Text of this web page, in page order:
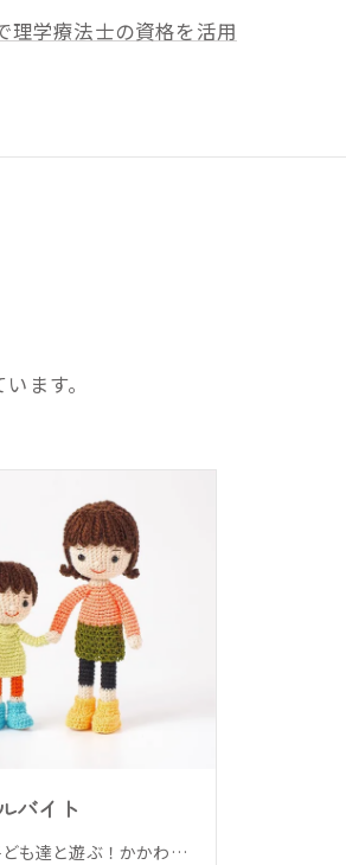
理学療法士の資格を活用
ます。
バイト
・子ども達の送迎。 ・子ども達と遊ぶ！かかわる！課題を通して子ども達の発達支援を行います。 ・小学生の子ども達の宿題の補助、等・・・ 障害児通所支援施設で指導員スタッフのお仕事です。